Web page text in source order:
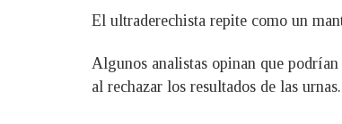
El ultraderechista repite como un
Algunos analistas opinan que
al rechazar los resultados de las urnas.